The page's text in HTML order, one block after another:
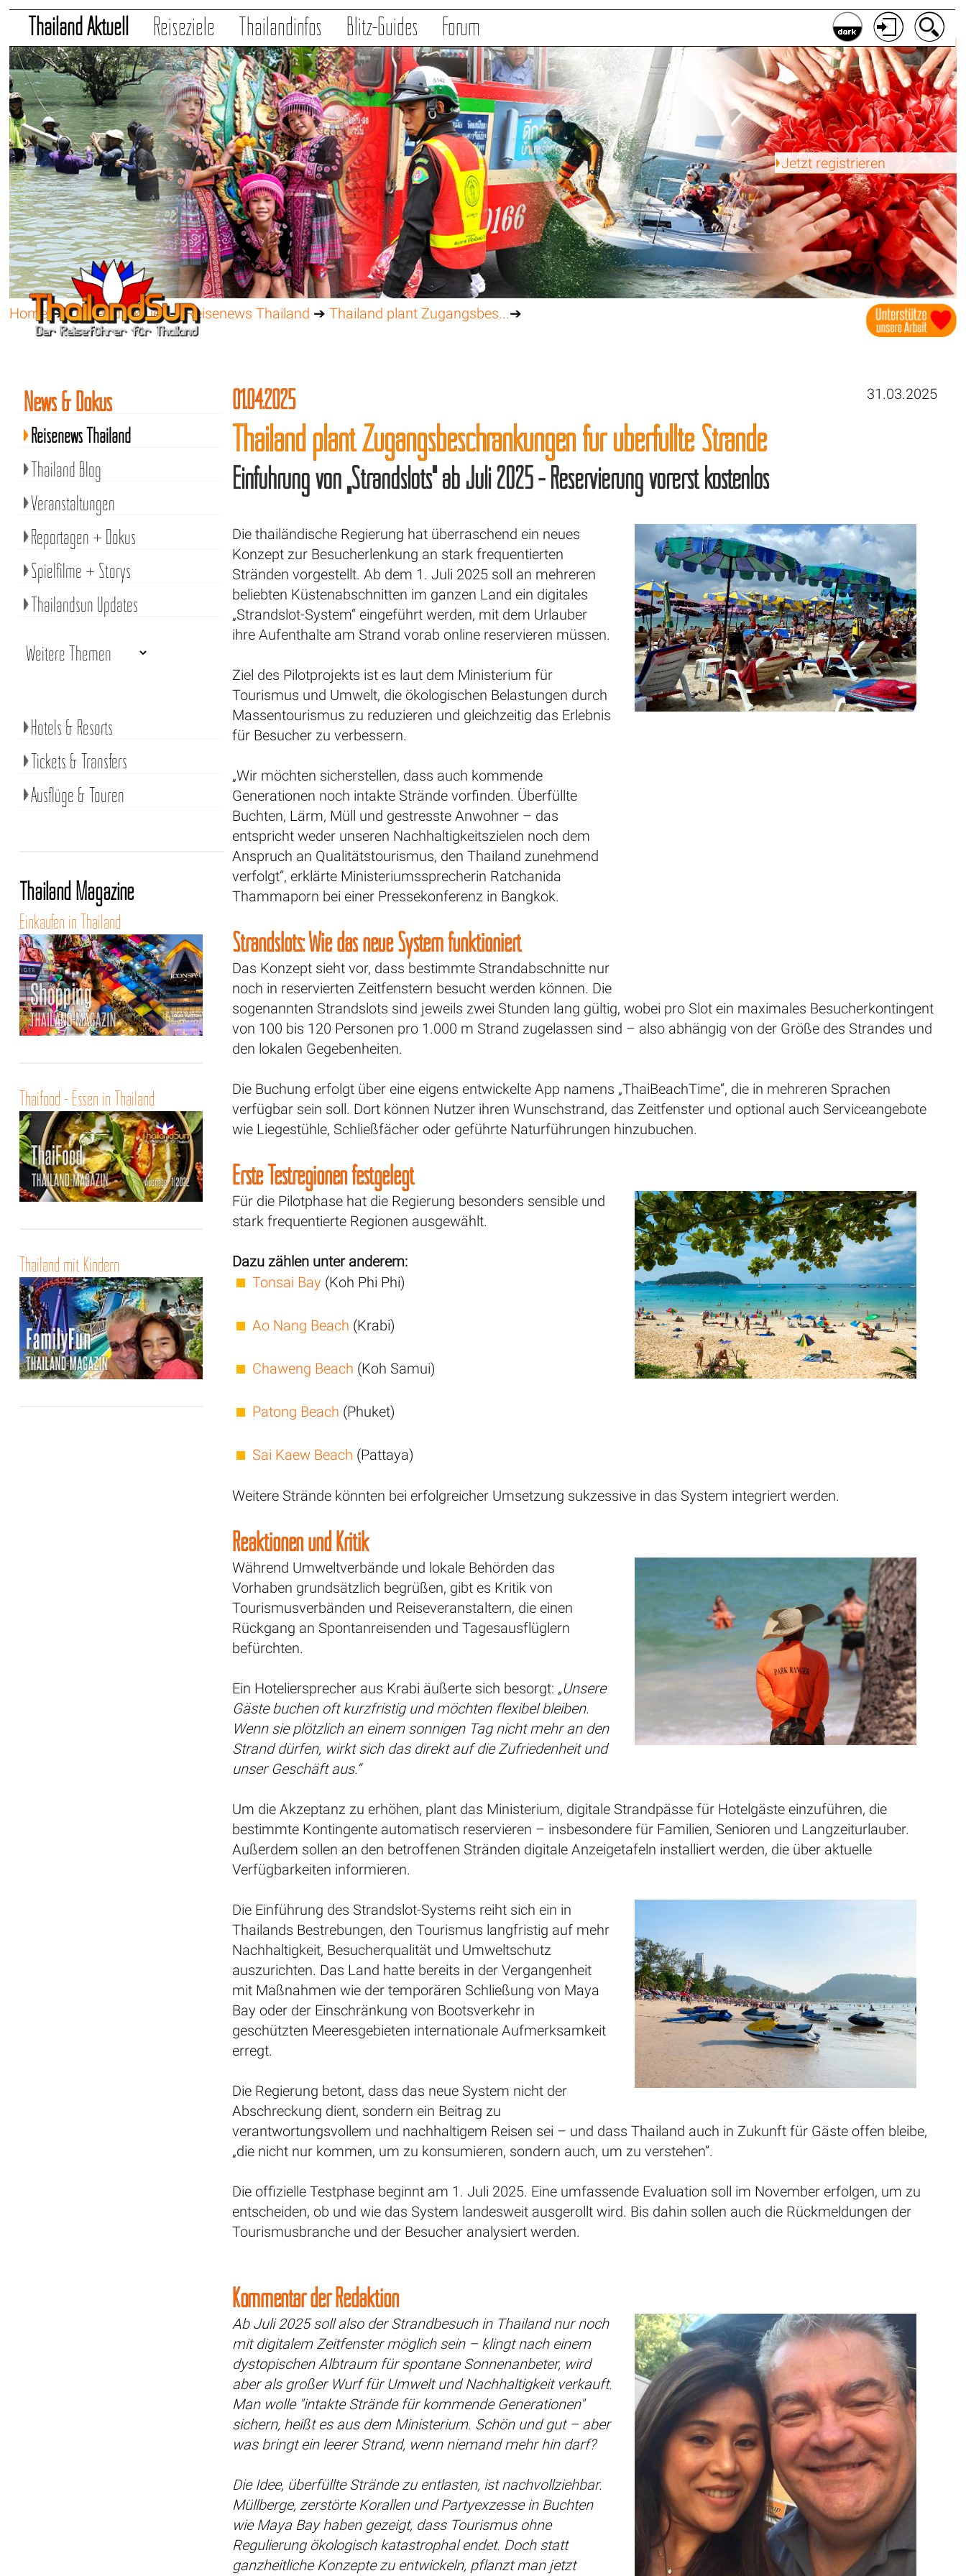
Thailand Aktuell Reiseziele Thailandinfos Blitz-Guides Forum
Jetzt registrieren
Home➔Thailand Aktuell➔Reisenews Thailand ➔Thailand plant Zugangsbes...➔
31.03.2025
01.04.2025
Thailand plant Zugangsbeschränkungen für überfüllte Strände
Einführung von „Strandslots“ ab Juli 2025 - Reservierung vorerst kostenlos
Die thailändische Regierung hat überraschend ein neues
Konzept zur Besucherlenkung an stark frequentierten
Stränden vorgestellt. Ab dem 1. Juli 2025 soll an mehreren
beliebten Küstenabschnitten im ganzen Land ein digitales
„Strandslot-System“ eingeführt werden, mit dem Urlauber
ihre Aufenthalte am Strand vorab online reservieren müssen.
Ziel des Pilotprojekts ist es laut dem Ministerium für
Tourismus und Umwelt, die ökologischen Belastungen durch
Massentourismus zu reduzieren und gleichzeitig das Erlebnis
für Besucher zu verbessern.
„Wir möchten sicherstellen, dass auch kommende
Generationen noch intakte Strände vorfinden. Überfüllte
Buchten, Lärm, Müll und gestresste Anwohner – das
entspricht weder unseren Nachhaltigkeitszielen noch dem
Anspruch an Qualitätstourismus, den Thailand zunehmend
verfolgt“, erklärte Ministeriumssprecherin Ratchanida
Thammaporn bei einer Pressekonferenz in Bangkok.
Strandslots: Wie das neue System funktioniert
Das Konzept sieht vor, dass bestimmte Strandabschnitte nur
noch in reservierten Zeitfenstern besucht werden können. Die
sogenannten Strandslots sind jeweils zwei Stunden lang gültig, wobei pro Slot ein maximales Besucherkontingent
von 100 bis 120 Personen pro 1.000 m Strand zugelassen sind – also abhängig von der Größe des Strandes und
den lokalen Gegebenheiten.
Die Buchung erfolgt über eine eigens entwickelte App namens „ThaiBeachTime“, die in mehreren Sprachen
verfügbar sein soll. Dort können Nutzer ihren Wunschstrand, das Zeitfenster und optional auch Serviceangebote
wie Liegestühle, Schließfächer oder geführte Naturführungen hinzubuchen.
Erste Testregionen festgelegt
Für die Pilotphase hat die Regierung besonders sensible und
stark frequentierte Regionen ausgewählt.
Dazu zählen unter anderem:
Tonsai Bay (Koh Phi Phi)
Ao Nang Beach (Krabi)
Chaweng Beach (Koh Samui)
Patong Beach (Phuket)
Sai Kaew Beach (Pattaya)
Weitere Strände könnten bei erfolgreicher Umsetzung sukzessive in das System integriert werden.
Reaktionen und Kritik
Während Umweltverbände und lokale Behörden das
Vorhaben grundsätzlich begrüßen, gibt es Kritik von
Tourismusverbänden und Reiseveranstaltern, die einen
Rückgang an Spontanreisenden und Tagesausflüglern
befürchten.
Ein Hoteliersprecher aus Krabi äußerte sich besorgt: „Unsere
Gäste buchen oft kurzfristig und möchten flexibel bleiben.
Wenn sie plötzlich an einem sonnigen Tag nicht mehr an den
Strand dürfen, wirkt sich das direkt auf die Zufriedenheit und
unser Geschäft aus.“
Um die Akzeptanz zu erhöhen, plant das Ministerium, digitale Strandpässe für Hotelgäste einzuführen, die
bestimmte Kontingente automatisch reservieren – insbesondere für Familien, Senioren und Langzeiturlauber.
Außerdem sollen an den betroffenen Stränden digitale Anzeigetafeln installiert werden, die über aktuelle
Verfügbarkeiten informieren.
Die Einführung des Strandslot-Systems reiht sich ein in
Thailands Bestrebungen, den Tourismus langfristig auf mehr
Nachhaltigkeit, Besucherqualität und Umweltschutz
auszurichten. Das Land hatte bereits in der Vergangenheit
mit Maßnahmen wie der temporären Schließung von Maya
Bay oder der Einschränkung von Bootsverkehr in
geschützten Meeresgebieten internationale Aufmerksamkeit
erregt.
Die Regierung betont, dass das neue System nicht der
Abschreckung dient, sondern ein Beitrag zu
verantwortungsvollem und nachhaltigem Reisen sei – und dass Thailand auch in Zukunft für Gäste offen bleibe,
„die nicht nur kommen, um zu konsumieren, sondern auch, um zu verstehen“.
Die offizielle Testphase beginnt am 1. Juli 2025. Eine umfassende Evaluation soll im November erfolgen, um zu
entscheiden, ob und wie das System landesweit ausgerollt wird. Bis dahin sollen auch die Rückmeldungen der
Tourismusbranche und der Besucher analysiert werden.
Kommentar der Redaktion
Ab Juli 2025 soll also der Strandbesuch in Thailand nur noch
mit digitalem Zeitfenster möglich sein – klingt nach einem
dystopischen Albtraum für spontane Sonnenanbeter, wird
aber als großer Wurf für Umwelt und Nachhaltigkeit verkauft.
Man wolle "intakte Strände für kommende Generationen"
sichern, heißt es aus dem Ministerium. Schön und gut – aber
was bringt ein leerer Strand, wenn niemand mehr hin darf?
Die Idee, überfüllte Strände zu entlasten, ist nachvollziehbar.
Müllberge, zerstörte Korallen und Partyexzesse in Buchten
wie Maya Bay haben gezeigt, dass Tourismus ohne
Regulierung ökologisch katastrophal endet. Doch statt
ganzheitliche Konzepte zu entwickeln, pflanzt man jetzt
News & Dokus
Reisenews Thailand
Thailand Blog
Veranstaltungen
Reportagen + Dokus
Spielfilme + Storys
Thailandsun Updates
Hotels & Resorts
Tickets & Transfers
Ausflüge & Touren
Thailand Magazine
Einkaufen in Thailand
Thaifood - Essen in Thailand
Thailand mit Kindern